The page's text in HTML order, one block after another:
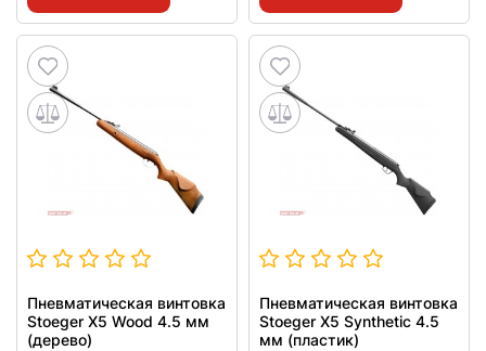
Пневматическая винтовка
Stoeger X5 Wood 4.5 мм
(дерево)
Пневматическая винтовка
Stoeger X5 Synthetic 4.5
мм (пластик)